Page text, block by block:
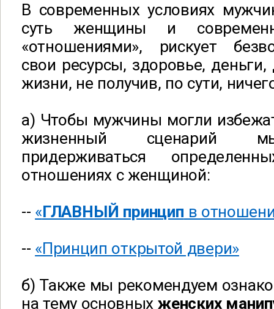
В современных условиях
суть женщины и
«отношениями», рискует
свои ресурсы, здоровье,
жизни, не получив, по сути,
а) Чтобы мужчины могли
жизненный сценарий
придерживаться
отношениях с женщиной:
-- «ГЛАВНЫЙ принцип в
-- «Принцип открытой двери»
б) Также мы рекомендуем
на тему основных женских